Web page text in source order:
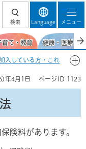
検索 Language メニュー
育て・教育 健康・医療・
入している方・これ
年4月1日 ページID 1123
険料があります。